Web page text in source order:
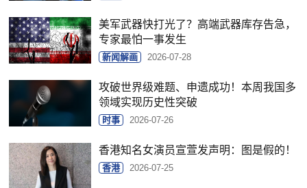
美军武器快打光了？高端武器库存告急，
专家最怕一事发生
新闻解画 2026-07-28
攻破世界级难题、申遗成功！本周我国多
领域实现历史性突破
时事 2026-07-26
香港知名女演员宣萱发声明：图是假的！
香港 2026-07-25